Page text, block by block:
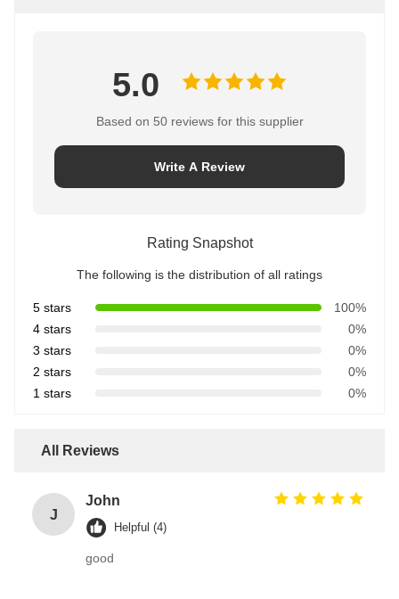
5.0
Based on 50 reviews for this supplier
Write A Review
Rating Snapshot
The following is the distribution of all ratings
5 stars
100%
4 stars
0%
3 stars
0%
2 stars
0%
1 stars
0%
All Reviews
J
John
Helpful (4)
good